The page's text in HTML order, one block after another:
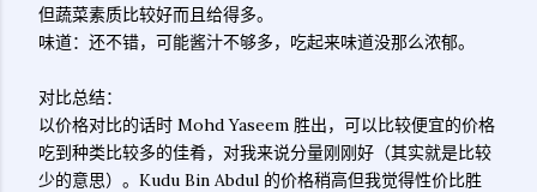
但蔬菜素质比较好而且给得多。
味道：还不错，可能酱汁不够多，吃起来味道没那么浓郁。
对比总结：
以价格对比的话时 Mohd Yaseem 胜出，可以比较便宜的价格
吃到种类比较多的佳肴，对我来说分量刚刚好（其实就是比较
少的意思）。Kudu Bin Abdul 的价格稍高但我觉得性价比胜